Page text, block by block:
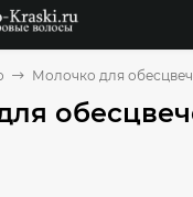
Молочко для